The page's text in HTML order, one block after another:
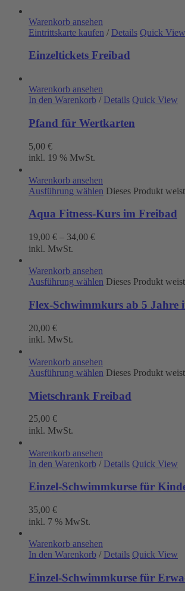
Warenkorb ansehen
Eintrittskarte kaufen / Details Quick View
Einzeltickets Freibad
Warenkorb ansehen
In den Warenkorb / Details Quick View
Pfand für Wertkarten
5,00 €
inkl. 19 % MwSt.
Warenkorb ansehen
Ausführung wählen Dieses Produkt
Aqua Fitness-Kurs im Freibad
19,00 € – 34,00 €
inkl. MwSt.
Warenkorb ansehen
Ausführung wählen Dieses Produkt
Flex-Schwimmkurs ab 5 Jahre
20,00 €
inkl. MwSt.
Warenkorb ansehen
Ausführung wählen Dieses Produkt
Mietschrank Freibad
25,00 €
inkl. MwSt.
Warenkorb ansehen
In den Warenkorb / Details Quick View
Einzel-Schwimmkurse für
35,00 €
inkl. 7 % MwSt.
Warenkorb ansehen
In den Warenkorb / Details Quick View
Einzel-Schwimmkurse für